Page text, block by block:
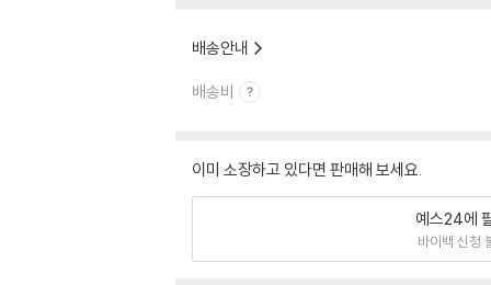
배송안내
배송비
이미 소장하고 있다면 판매해 보세요.
예스24에
바이백 신청